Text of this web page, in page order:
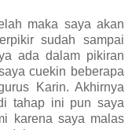
maka saya akan
sudah sampai
ada dalam pikiran
cuekin beberapa
Karin. Akhirnya
tahap ini pun saya
karena saya malas